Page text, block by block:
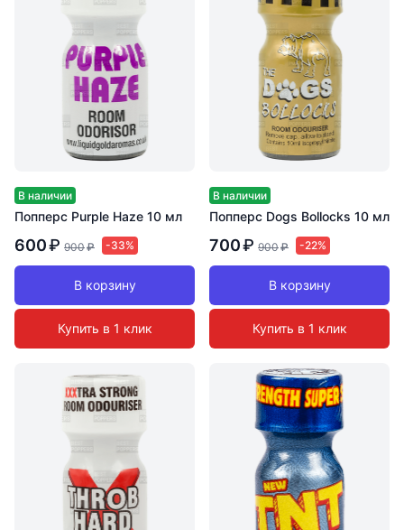
В наличии
Попперс Purple Haze 10 мл
600₽ 900₽ -33%
В корзину
Купить в 1 клик
В наличии
Попперс Dogs Bollocks 10 мл
700₽ 900₽ -22%
В корзину
Купить в 1 клик